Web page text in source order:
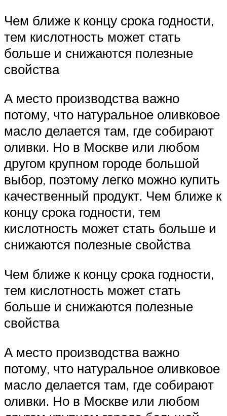
Чем ближе к концу срока годности,
тем кислотность может стать
больше и снижаются полезные
свойства
А место производства важно
потому, что натуральное оливковое
масло делается там, где собирают
оливки. Но в Москве или любом
другом крупном городе большой
выбор, поэтому легко можно купить
качественный продукт. Чем ближе к
концу срока годности, тем
кислотность может стать больше и
снижаются полезные свойства
Чем ближе к концу срока годности,
тем кислотность может стать
больше и снижаются полезные
свойства
А место производства важно
потому, что натуральное оливковое
масло делается там, где собирают
оливки. Но в Москве или любом